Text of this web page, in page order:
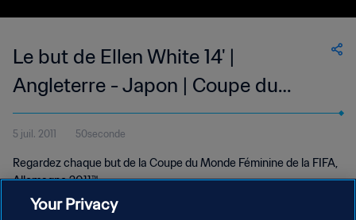
Le but de Ellen White 14' |
Angleterre - Japon | Coupe du
Monde Féminine de la FIFA,
Allemagne 2011™
5 juil. 2011 50seconde
Regardez chaque but de la Coupe du Monde Féminine de la FIFA,
Allemagne 2011™.
Your Privacy